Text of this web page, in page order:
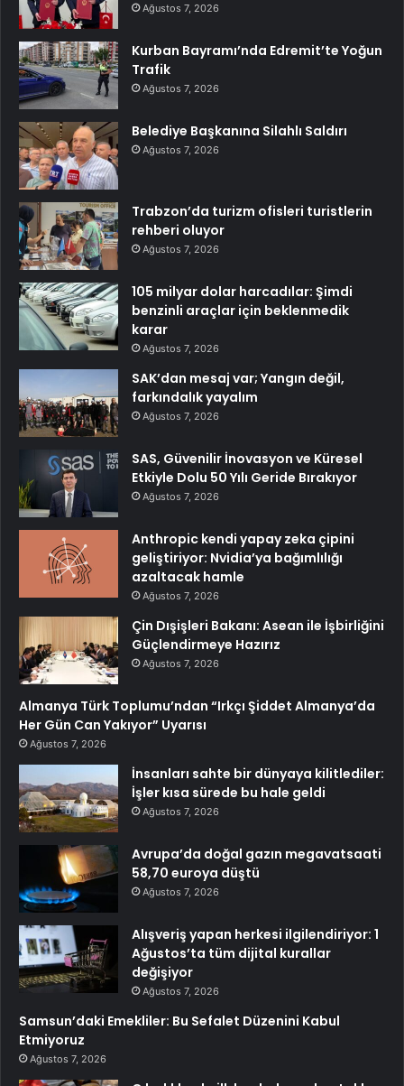
Ağustos 7, 2026
Kurban Bayramı’nda Edremit’te Yoğun
Trafik
Ağustos 7, 2026
Belediye Başkanına Silahlı Saldırı
Ağustos 7, 2026
Trabzon’da turizm ofisleri turistlerin
rehberi oluyor
Ağustos 7, 2026
105 milyar dolar harcadılar: Şimdi
benzinli araçlar için beklenmedik
karar
Ağustos 7, 2026
SAK’dan mesaj var; Yangın değil,
farkındalık yayalım
Ağustos 7, 2026
SAS, Güvenilir İnovasyon ve Küresel
Etkiyle Dolu 50 Yılı Geride Bırakıyor
Ağustos 7, 2026
Anthropic kendi yapay zeka çipini
geliştiriyor: Nvidia’ya bağımlılığı
azaltacak hamle
Ağustos 7, 2026
Çin Dışişleri Bakanı: Asean ile İşbirliğini
Güçlendirmeye Hazırız
Ağustos 7, 2026
Almanya Türk Toplumu’ndan “Irkçı Şiddet Almanya’da
Her Gün Can Yakıyor” Uyarısı
Ağustos 7, 2026
İnsanları sahte bir dünyaya kilitlediler:
İşler kısa sürede bu hale geldi
Ağustos 7, 2026
Avrupa’da doğal gazın megavatsaati
58,70 euroya düştü
Ağustos 7, 2026
Alışveriş yapan herkesi ilgilendiriyor: 1
Ağustos’ta tüm dijital kurallar
değişiyor
Ağustos 7, 2026
Samsun’daki Emekliler: Bu Sefalet Düzenini Kabul
Etmiyoruz
Ağustos 7, 2026